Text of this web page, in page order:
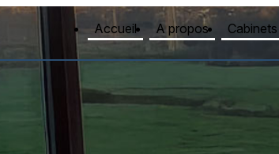
Accueil A propos Cabinets
Panneau de gestion des cookies